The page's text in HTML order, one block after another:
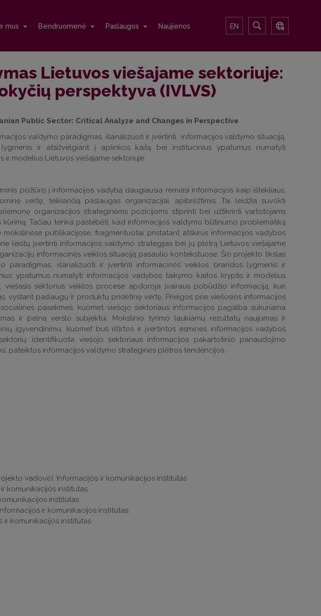
mus Bendruomenė Paslaugos Naujienos EN
Lietuvos viešajame sektoriuje:
perspektyva (IVLVS)
Public Sector: Critical Analyze and Changes in Perspective
valdymo paradigmas, išanalizuoti ir įvertinti informacijos valdymo situaciją,
ir atsižvelgiant į aplinkos kaitą bei institucinius ypatumus numatyti
modelius Lietuvos viešajame sektoriuje.
požiūris į informacijos vadybą daugiausia remiasi informacijos kaip ištekliaus,
vertę, teikiančią paslaugas organizacijai, apibrėžtimis. Tai leidžia suvokti
organizacijos strateginėms pozicijoms stiprinti bei užtikrinti vartotojams
Tačiau tenka pastebėti, kad informacijos valdymo būtinumo problematiką
mokslinėse publikacijose, fragmentuotai pristatant atskirus informacijos vadybos
leistų įvertinti informacijos valdymo strategijas bei jų plėtrą Lietuvos viešajame
informacinės veiklos situaciją pasaulio kontekstuose. Šio projekto tikslas
paradigmas, išanalizuoti ir įvertinti informacinės veiklos brandos lygmenis ir
ypatumus numatyti informacijos vadybos taikymo kaitos kryptis ir modelius
viešasis sektorius veiklos procese apdoroja įvairaus pobūdžio informaciją, kuri
vystant paslaugų ir produktų pridėtinę vertę. Prieigos prie viešosios informacijos
pasekmes, kuomet viešojo sektoriaus informacijos pagalba sukuriama
ir pelną verslo subjektui. Mokslinio tyrimo laukiamų rezultatų naujumas ir
įgyvendinimu, kuomet bus ištirtos ir įvertintos esmines informacijos vadybos
identifikuota viešojo sektoriaus informacijos pakartotinio panaudojimo
pateiktos informacijos valdymo strateginės plėtros tendencijos.
vadovė), Informacijos ir komunikacijos institutas
komunikacijos institutas
institutas
ir komunikacijos institutas
ir komunikacijos institutas